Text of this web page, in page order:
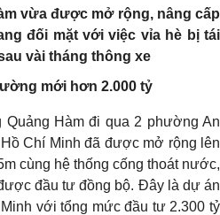
vừa được mở rộng, nâng cấp
đối mặt với việc vỉa hè bị tái
vài tháng thông xe
mới hơn 2.000 tỷ
Hàm đi qua 2 phường An
Chí Minh đã được mở rộng lên
cùng hệ thống cống thoát nước,
đầu tư đồng bộ. Đây là dự án
với tổng mức đầu tư 2.300 tỷ